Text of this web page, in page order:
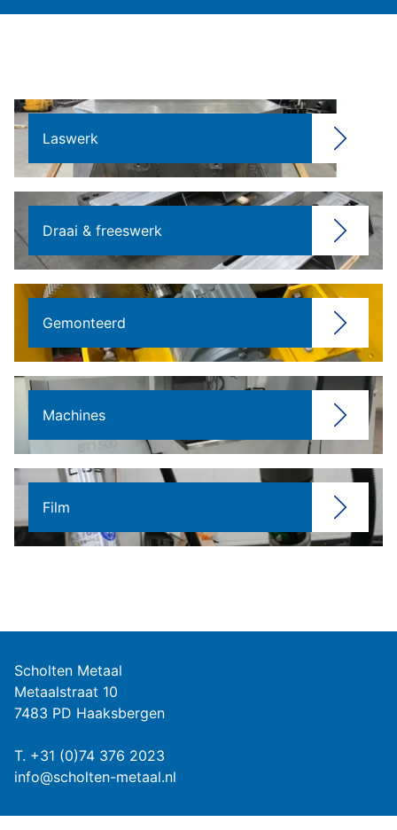
Laswerk
Draai & freeswerk
Gemonteerd
Machines
Film
Scholten Metaal
Metaalstraat 10
7483 PD Haaksbergen
T. +31 (0)74 376 2023
info@scholten-metaal.nl